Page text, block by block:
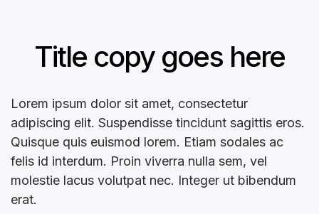
Title copy goes here
Lorem ipsum dolor sit amet, consectetur
adipiscing elit. Suspendisse tincidunt sagittis eros.
Quisque quis euismod lorem. Etiam sodales ac
felis id interdum. Proin viverra nulla sem, vel
molestie lacus volutpat nec. Integer ut bibendum
erat.